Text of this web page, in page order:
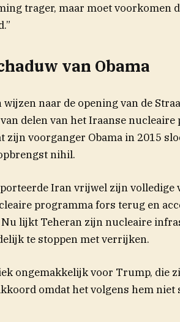
trager, maar moet voorkomen
van Obama
naar de opening van de
delen van het Iraanse
zijn voorganger Obama in 2015
nihil.
Iran vrijwel zijn
programma fors terug en
lijkt Teheran zijn nucleaire
te stoppen met verrijken.
ongemakkelijk voor Trump, die
omdat het volgens hem niet